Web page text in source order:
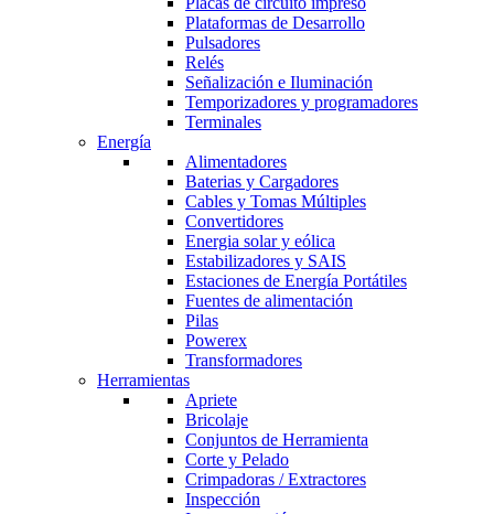
Plataformas de Desarrollo
Pulsadores
Relés
Señalización e Iluminación
Temporizadores y programadores
Terminales
Energía
Alimentadores
Baterias y Cargadores
Cables y Tomas Múltiples
Convertidores
Energia solar y eólica
Estabilizadores y SAIS
Estaciones de Energía Portátiles
Fuentes de alimentación
Pilas
Powerex
Transformadores
Herramientas
Apriete
Bricolaje
Conjuntos de Herramienta
Corte y Pelado
Crimpadoras / Extractores
Inspección